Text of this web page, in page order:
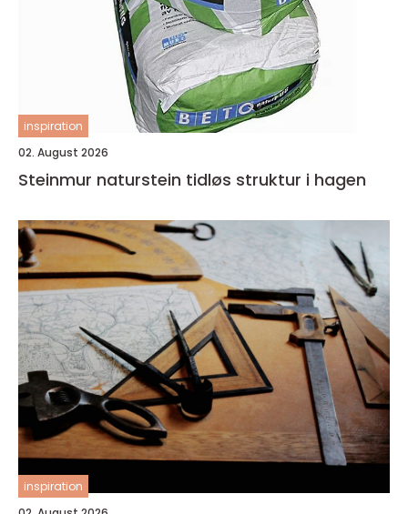
inspiration
02. August 2026
Steinmur naturstein tidløs struktur i hagen
inspiration